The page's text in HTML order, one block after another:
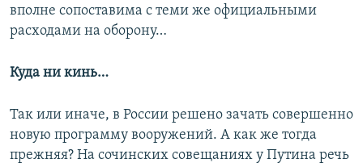
вполне сопоставима с теми же официальными
расходами на оборону…
Куда ни кинь…
Так или иначе, в России решено зачать совершенно
новую программу вооружений. А как же тогда
прежняя? На сочинских совещаниях у Путина речь